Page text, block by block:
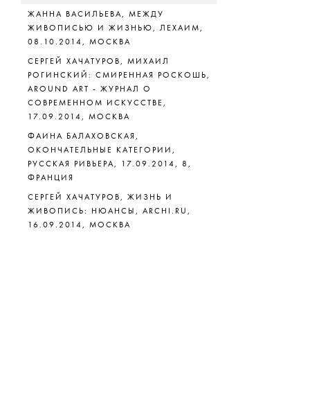
ЖАННА ВАСИЛЬЕВА, МЕЖДУ
ЖИВОПИСЬЮ И ЖИЗНЬЮ, ЛЕХАИМ,
08.10.2014, МОСКВА
СЕРГЕЙ ХАЧАТУРОВ, МИХАИЛ
РОГИНСКИЙ: СМИРЕННАЯ РОСКОШЬ,
AROUND ART - ЖУРНАЛ О
СОВРЕМЕННОМ ИСКУССТВЕ,
17.09.2014, МОСКВА
ФАИНА БАЛАХОВСКАЯ,
ОКОНЧАТЕЛЬНЫЕ КАТЕГОРИИ,
РУССКАЯ РИВЬЕРА, 17.09.2014, 8,
ФРАНЦИЯ
СЕРГЕЙ ХАЧАТУРОВ, ЖИЗНЬ И
ЖИВОПИСЬ: НЮАНСЫ, ARCHI.RU,
16.09.2014, МОСКВА